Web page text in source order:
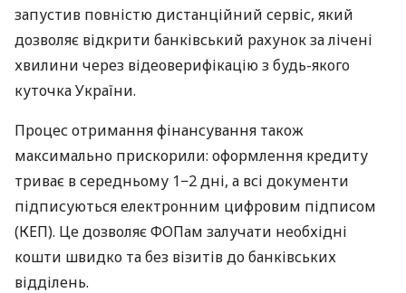
запустив повністю дистанційний сервіс, який
дозволяє відкрити банківський рахунок за лічені
хвилини через відеоверифікацію з будь-якого
куточка України.
Процес отримання фінансування також
максимально прискорили: оформлення кредиту
триває в середньому 1−2 дні, а всі документи
підписуються електронним цифровим підписом
(КЕП). Це дозволяє ФОПам залучати необхідні
кошти швидко та без візитів до банківських
відділень.